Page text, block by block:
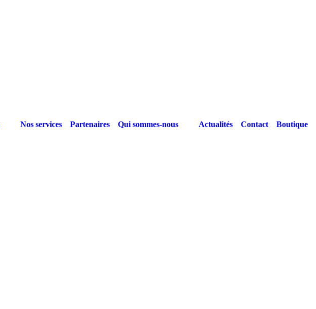
Nos services Partenaires Qui sommes-nous Actualités Contact Boutique